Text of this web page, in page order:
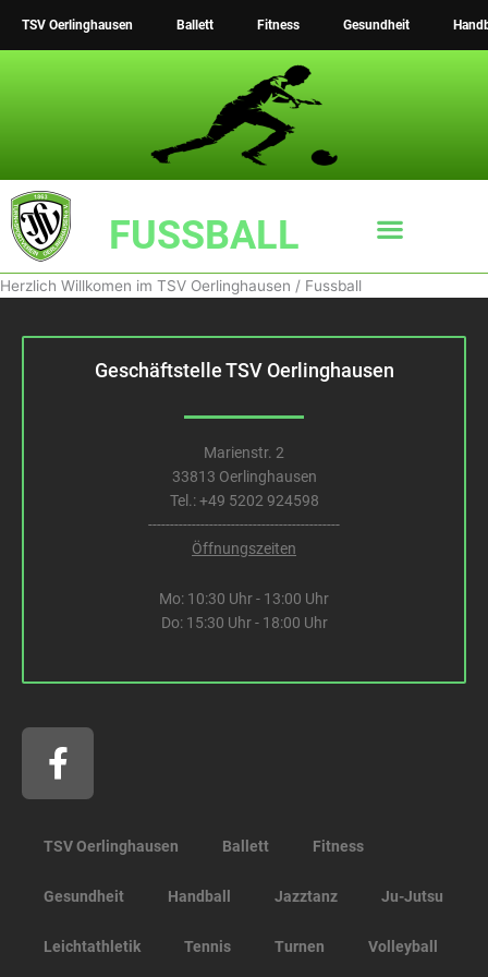
Inhalt
TSV Oerlinghausen Ballett Fitness Gesundheit
FUSSBALL
Herzlich Willkomen im TSV Oerlinghausen / Fussball
Geschäftstelle TSV Oerlinghausen
Marienstr. 2
33813 Oerlinghausen
Tel.:+49 5202 924598
--------------------------------------------
Öffnungszeiten
Mo: 10:30 Uhr - 13:00 Uhr
Do: 15:30 Uhr - 18:00 Uhr
F
a
c
b
o
k
TSV Oerlinghausen Ballett Fitness
Gesundheit Handball Jazztanz Ju-Jutsu
Leichtathletik Tennis Turnen Volleyball